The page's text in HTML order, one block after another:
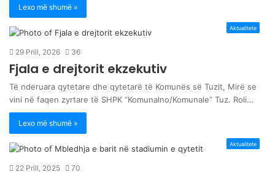
Lexo më shumë »
Aktualitete
29 Prill, 2026 36
Fjala e drejtorit ekzekutiv
Të nderuara qytetare dhe qytetarë të Komunës së Tuzit, Mirë se
vini në faqen zyrtare të SHPK “Komunalno/Komunale” Tuz. Roli…
Lexo më shumë »
Aktualitete
22 Prill, 2025 70